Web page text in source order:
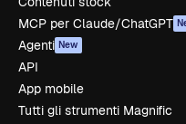
MCP per Claude/ChatGPT
Agenti New
API
App mobile
Tutti gli strumenti Magnific